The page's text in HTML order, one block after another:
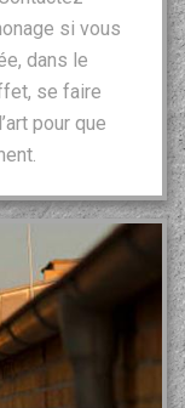
si vous
dans le
se faire
pour que